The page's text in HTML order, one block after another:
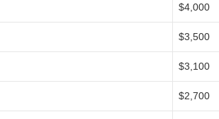
$4,000
$3,500
$3,100
$2,700